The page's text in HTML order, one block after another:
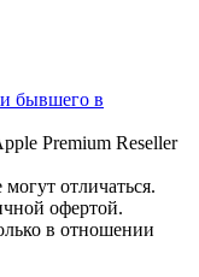
бывшего в
Premium Reseller
отличаться.
офертой.
в отношении